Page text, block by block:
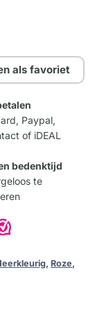
als favoriet
Paypal,
of iDEAL
bedenktijd
te
, Roze,